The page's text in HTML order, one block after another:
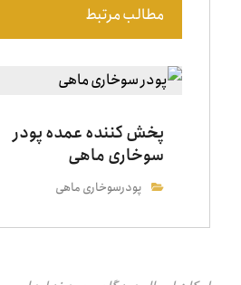
مطالب مرتبط
پخش کننده عمده پودر
سوخاری ماهی
پودرسوخاری ماهی